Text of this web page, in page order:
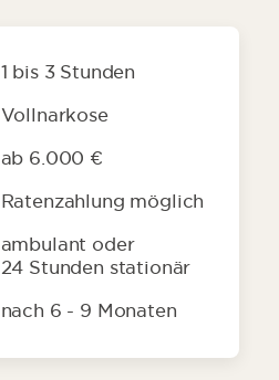
1 bis 3 Stunden
Vollnarkose
ab 6.000 €
Ratenzahlung möglich
ambulant oder
24 Stunden stationär
nach 6 - 9 Monaten